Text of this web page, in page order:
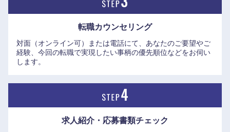
転職カウンセリング
対面（オンライン可）または電話にて、あなたのご要望やご
経験、今回の転職で実現したい事柄の優先順位などをお伺い
します。
求人紹介・応募書類チェック
大阪府 兵庫県